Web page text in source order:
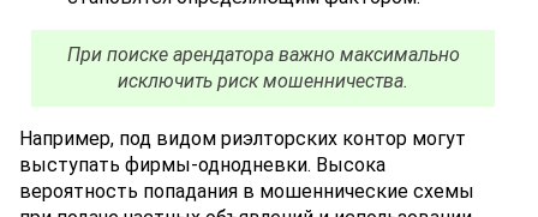
При поиске арендатора важно максимально
исключить риск мошенничества.
Например, под видом риэлторских контор могут
выступать фирмы-однодневки. Высока
вероятность попадания в мошеннические схемы